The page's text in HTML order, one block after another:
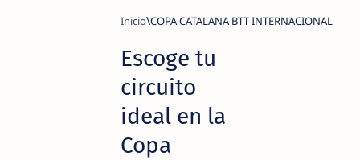
Inicio COPA CATALANA BTT INTERNACIONAL
Escoge tu
circuito
ideal en la
Copa